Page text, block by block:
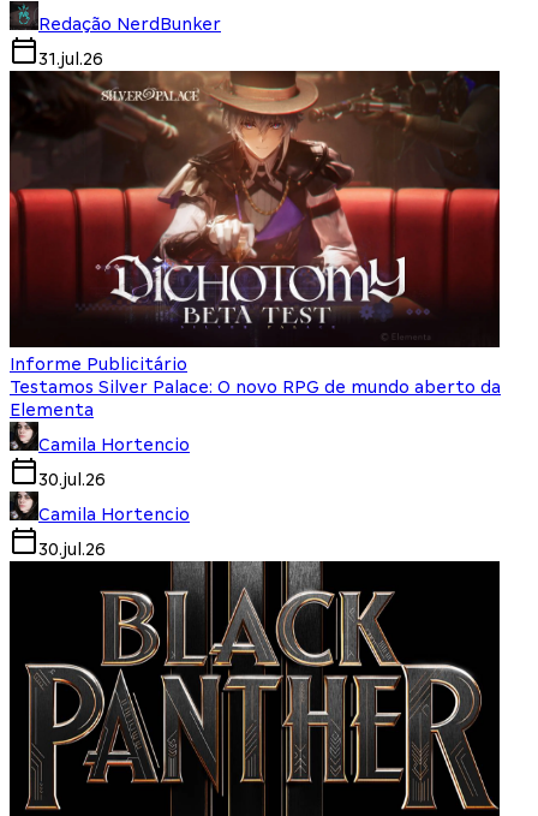
Redação NerdBunker
31.jul.26
Informe Publicitário
Testamos Silver Palace: O novo RPG de mundo aberto da
Elementa
Camila Hortencio
30.jul.26
Camila Hortencio
30.jul.26